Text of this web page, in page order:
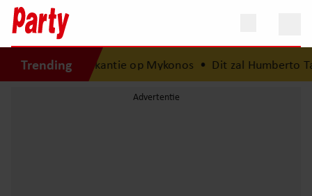
Trending
van droomvakantie op Mykonos•Dit zal Humberto